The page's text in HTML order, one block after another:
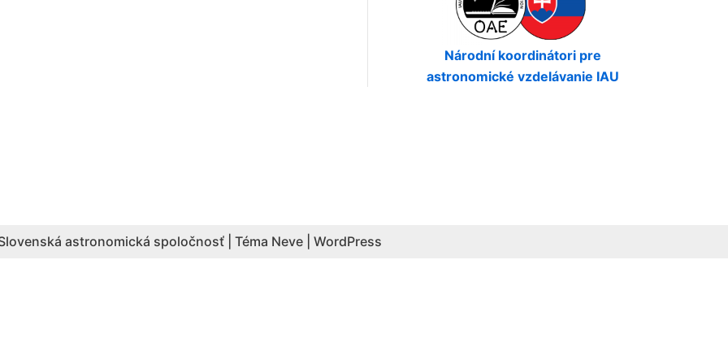
Národní koordinátori pre
astronomické vzdelávanie IAU
astronomická spoločnosť | Téma Neve WordPress